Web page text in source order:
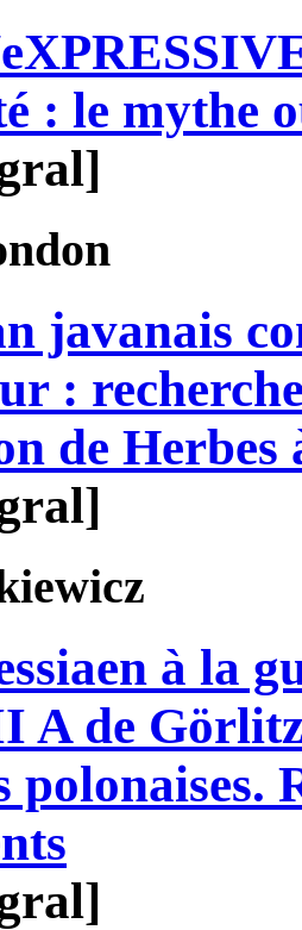
: le mythe
javanais
:
de Herbes
à la
A de
polonaises.